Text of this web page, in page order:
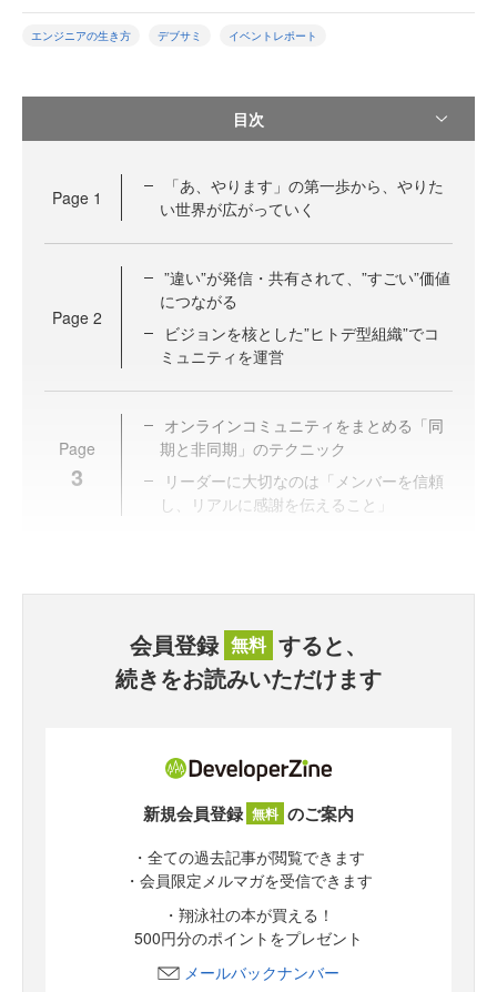
エンジニアの生き方 デブサミ イベントレポート
目次
Page 1
「あ、やります」の第一歩から、やりた
い世界が広がっていく
Page 2
”違い”が発信・共有されて、”すごい”価値
につながる
ビジョンを核とした”ヒトデ型組織”でコ
ミュニティを運営
Page
3
オンラインコミュニティをまとめる「同
期と非同期」のテクニック
リーダーに大切なのは「メンバーを信頼
し、リアルに感謝を伝えること」
会員登録 無料 すると、
続きをお読みいただけます
新規会員登録 無料 のご案内
・全ての過去記事が閲覧できます
・会員限定メルマガを受信できます
・翔泳社の本が買える！
500円分のポイントをプレゼント
メールバックナンバー